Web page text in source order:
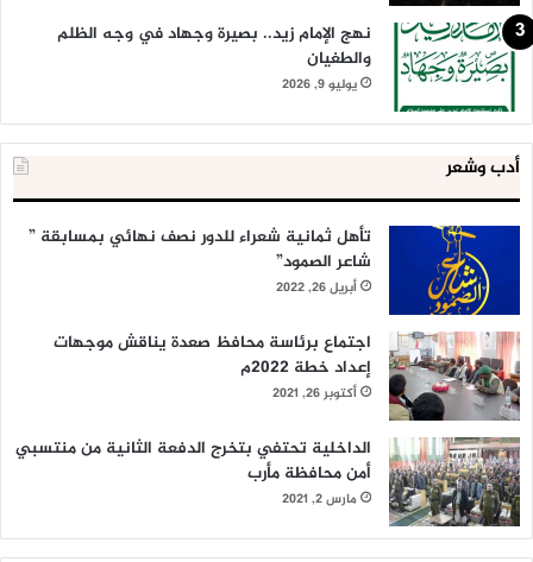
نهج الإمام زيد.. بصيرة وجهاد في وجه الظلم
والطغيان
يوليو 9, 2026
أدب وشعر
تأهل ثمانية شعراء للدور نصف نهائي بمسابقة ”
شاعر الصمود”
أبريل 26, 2022
اجتماع برئاسة محافظ صعدة يناقش موجهات
إعداد خطة 2022م
أكتوبر 26, 2021
الداخلية تحتفي بتخرج الدفعة الثانية من منتسبي
أمن محافظة مأرب
مارس 2, 2021